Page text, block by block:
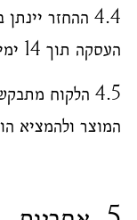
4.4 ההחזר
העסקה תוך 14 ימים ממועד קבלת ההודעה על הביטול.
4.5 הלקוח
המוצר ולהמציא